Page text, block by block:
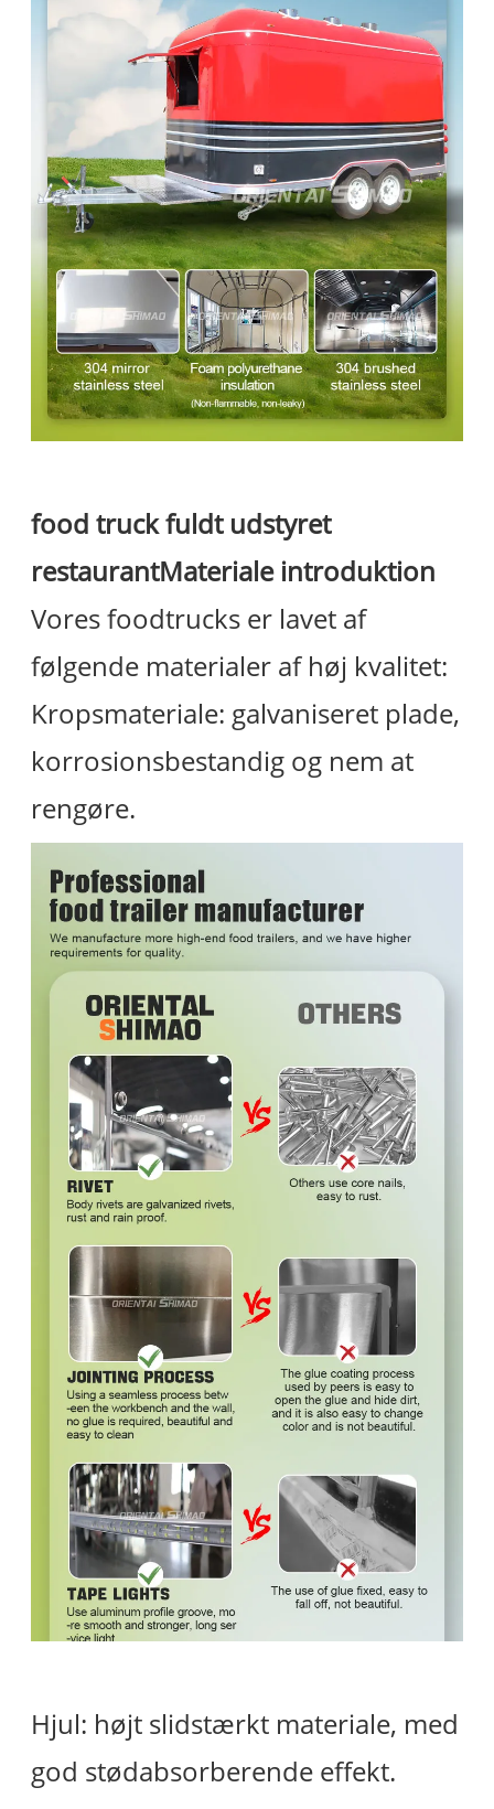
food truck fuldt udstyret
restaurantMateriale introduktion
Vores foodtrucks er lavet af
følgende materialer af høj kvalitet:
Kropsmateriale: galvaniseret plade,
korrosionsbestandig og nem at
rengøre.
Hjul: højt slidstærkt materiale, med
god stødabsorberende effekt.